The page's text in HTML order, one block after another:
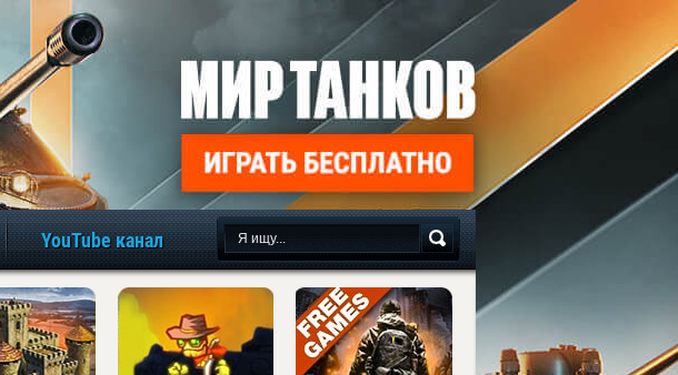
игры онлайн бесплатно
YouTube канал